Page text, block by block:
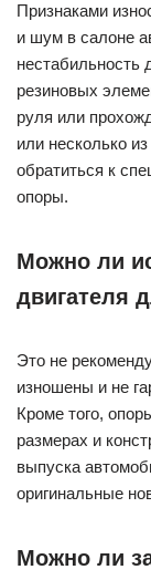
Признаками
и шум в салоне
нестабильность
резиновых
руля или
или несколько
обратиться к
опоры.
Можно ли
двигателя
Это не
изношены и не
Кроме того,
размерах и
выпуска
оригинальные
Можно ли